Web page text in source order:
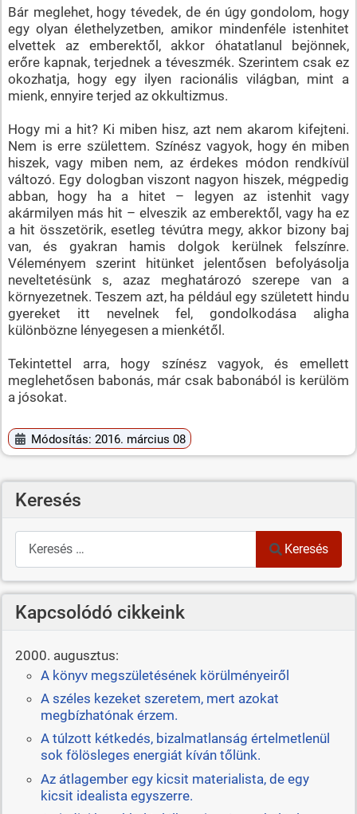
Bár meglehet, hogy tévedek, de én úgy gondolom, hogy
egy olyan élethelyzetben, amikor mindenféle istenhitet
elvettek az emberektől, akkor óhatatlanul bejönnek,
erőre kapnak, terjednek a téveszmék. Szerintem csak ez
okozhatja, hogy egy ilyen racionális világban, mint a
mienk, ennyire terjed az okkultizmus.
Hogy mi a hit? Ki miben hisz, azt nem akarom kifejteni.
Nem is erre születtem. Színész vagyok, hogy én miben
hiszek, vagy miben nem, az érdekes módon rendkívül
változó. Egy dologban viszont nagyon hiszek, mégpedig
abban, hogy ha a hitet – legyen az istenhit vagy
akármilyen más hit – elveszik az emberektől, vagy ha ez
a hit összetörik, esetleg tévútra megy, akkor bizony baj
van, és gyakran hamis dolgok kerülnek felszínre.
Véleményem szerint hitünket jelentősen befolyásolja
neveltetésünk s, azaz meghatározó szerepe van a
környezetnek. Teszem azt, ha például egy született hindu
gyereket itt nevelnek fel, gondolkodása aligha
különbözne lényegesen a mienkétől.
Tekintettel arra, hogy színész vagyok, és emellett
meglehetősen babonás, már csak babonából is kerülöm
a jósokat.
Módosítás: 2016. március 08
Keresés
Keresés
Keresés
Kapcsolódó cikkeink
2000. augusztus:
A könyv megszületésének körülményeiről
A széles kezeket szeretem, mert azokat
megbízhatónak érzem.
A túlzott kétkedés, bizalmatlanság értelmetlenül
sok fölösleges energiát kíván tőlünk.
Az átlagember egy kicsit materialista, de egy
kicsit idealista egyszerre.